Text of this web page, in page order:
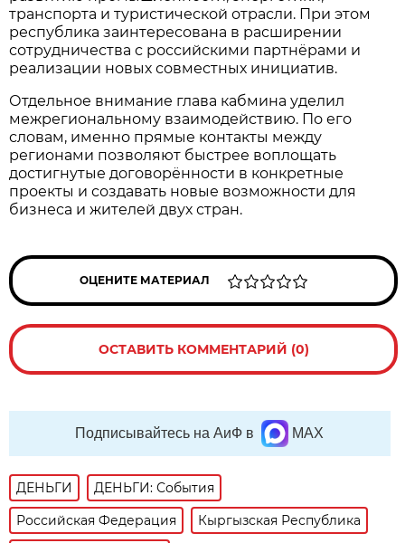
транспорта и туристической отрасли. При этом
республика заинтересована в расширении
сотрудничества с российскими партнёрами и
реализации новых совместных инициатив.
Отдельное внимание глава кабмина уделил
межрегиональному взаимодействию. По его
словам, именно прямые контакты между
регионами позволяют быстрее воплощать
достигнутые договорённости в конкретные
проекты и создавать новые возможности для
бизнеса и жителей двух стран.
ОЦЕНИТЕ МАТЕРИАЛ
ОСТАВИТЬ КОММЕНТАРИЙ (0)
Подписывайтесь на АиФ в MAX
ДЕНЬГИ
ДЕНЬГИ: События
Российская Федерация
Кыргызская Республика